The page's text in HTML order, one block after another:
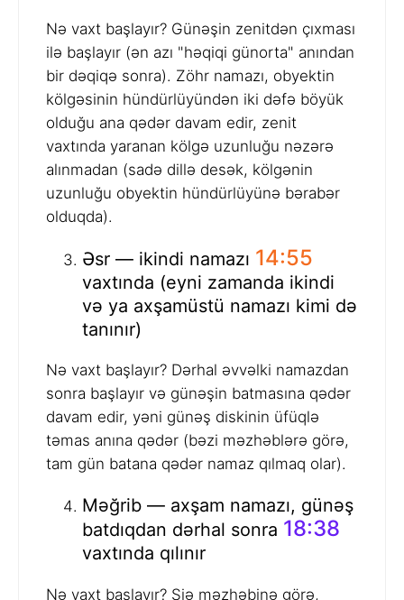
Nə vaxt başlayır? Günəşin zenitdən çıxması
ilə başlayır (ən azı "həqiqi günorta" anından
bir dəqiqə sonra). Zöhr namazı, obyektin
kölgəsinin hündürlüyündən iki dəfə böyük
olduğu ana qədər davam edir, zenit
vaxtında yaranan kölgə uzunluğu nəzərə
alınmadan (sadə dillə desək, kölgənin
uzunluğu obyektin hündürlüyünə bərabər
olduqda).
Əsr — ikindi namazı 14:55
vaxtında (eyni zamanda ikindi
və ya axşamüstü namazı kimi də
tanınır)
Nə vaxt başlayır? Dərhal əvvəlki namazdan
sonra başlayır və günəşin batmasına qədər
davam edir, yəni günəş diskinin üfüqlə
təmas anına qədər (bəzi məzhəblərə görə,
tam gün batana qədər namaz qılmaq olar).
Məğrib — axşam namazı, günəş
batdıqdan dərhal sonra 18:38
vaxtında qılınır
Nə vaxt başlayır? Şiə məzhəbinə görə,